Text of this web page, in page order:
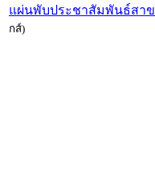
แผ่นพับประชาสัมพันธ์สา
กส์)